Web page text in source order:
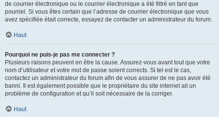
de courrier électronique ou le courrier électronique a été filtré en tant que
pourriel. Si vous êtes certain que l’adresse de courrier électronique que vous
avez spécifiée était correcte, essayez de contacter un administrateur du forum.
Haut
Pourquoi ne puis-je pas me connecter ?
Plusieurs raisons peuvent en être la cause. Assurez-vous avant tout que votre
nom d’utilisateur et votre mot de passe soient corrects. Si tel est le cas,
contactez un administrateur du forum afin de vous assurer de ne pas avoir été
banni. Il est également possible que le propriétaire du site internet ait un
problème de configuration et qu’il soit nécessaire de la corriger.
Haut